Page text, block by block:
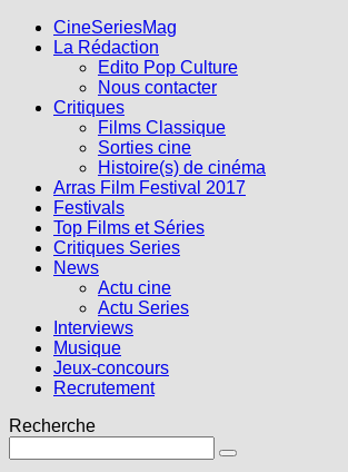
CineSeriesMag
La Rédaction
Edito Pop Culture
Nous contacter
Critiques
Films Classique
Sorties cine
Histoire(s) de cinéma
Arras Film Festival 2017
Festivals
Top Films et Séries
Critiques Series
News
Actu cine
Actu Series
Interviews
Musique
Jeux-concours
Recrutement
Recherche